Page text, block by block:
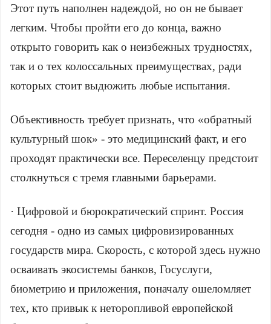
Этот путь наполнен надеждой, но он не бывает
легким. Чтобы пройти его до конца, важно
открыто говорить как о неизбежных трудностях,
так и о тех колоссальных преимуществах, ради
которых стоит выдюжить любые испытания.
Объективность требует признать, что «обратный
культурный шок» - это медицинский факт, и его
проходят практически все. Переселенцу предстоит
столкнуться с тремя главными барьерами.
· Цифровой и бюрократический спринт. Россия
сегодня - одно из самых цифровизированных
государств мира. Скорость, с которой здесь нужно
осваивать экосистемы банков, Госуслуги,
биометрию и приложения, поначалу ошеломляет
тех, кто привык к неторопливой европейской